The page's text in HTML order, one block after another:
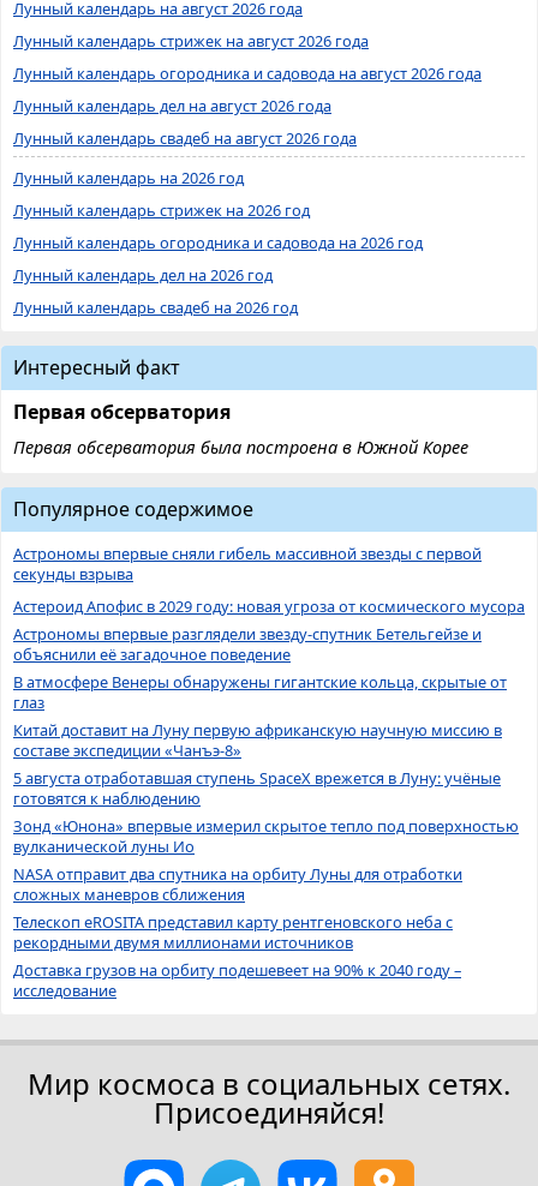
Лунный календарь на август 2026 года
Лунный календарь стрижек на август 2026 года
Лунный календарь огородника и садовода на август 2026 года
Лунный календарь дел на август 2026 года
Лунный календарь свадеб на август 2026 года
Лунный календарь на 2026 год
Лунный календарь стрижек на 2026 год
Лунный календарь огородника и садовода на 2026 год
Лунный календарь дел на 2026 год
Лунный календарь свадеб на 2026 год
Интересный факт
Первая обсерватория
Первая обсерватория была построена в Южной Корее
Популярное содержимое
Астрономы впервые сняли гибель массивной звезды с первой
секунды взрыва
Астероид Апофис в 2029 году: новая угроза от космического мусора
Астрономы впервые разглядели звезду-спутник Бетельгейзе и
объяснили её загадочное поведение
В атмосфере Венеры обнаружены гигантские кольца, скрытые от
глаз
Китай доставит на Луну первую африканскую научную миссию в
составе экспедиции «Чанъэ-8»
5 августа отработавшая ступень SpaceX врежется в Луну: учёные
готовятся к наблюдению
Зонд «Юнона» впервые измерил скрытое тепло под поверхностью
вулканической луны Ио
NASA отправит два спутника на орбиту Луны для отработки
сложных маневров сближения
Телескоп eROSITA представил карту рентгеновского неба с
рекордными двумя миллионами источников
Доставка грузов на орбиту подешевеет на 90% к 2040 году –
исследование
Мир космоса в социальных сетях.
Присоединяйся!